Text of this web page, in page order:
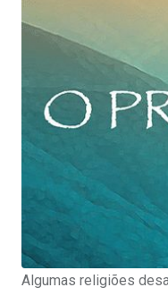
Algumas religiões